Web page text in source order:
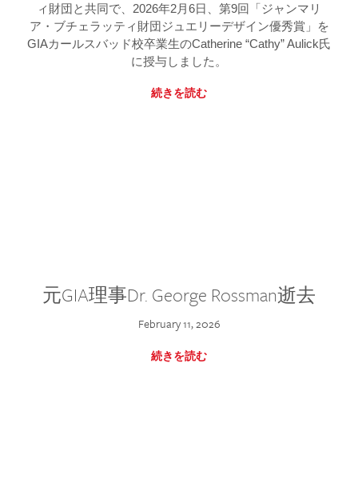
ィ財団と共同で、2026年2月6日、第9回「ジャンマリ
ア・ブチェラッティ財団ジュエリーデザイン優秀賞」を
GIAカールスバッド校卒業生のCatherine “Cathy” Aulick氏
に授与しました。
続きを読む
元GIA理事Dr. George Rossman逝去
February 11, 2026
続きを読む